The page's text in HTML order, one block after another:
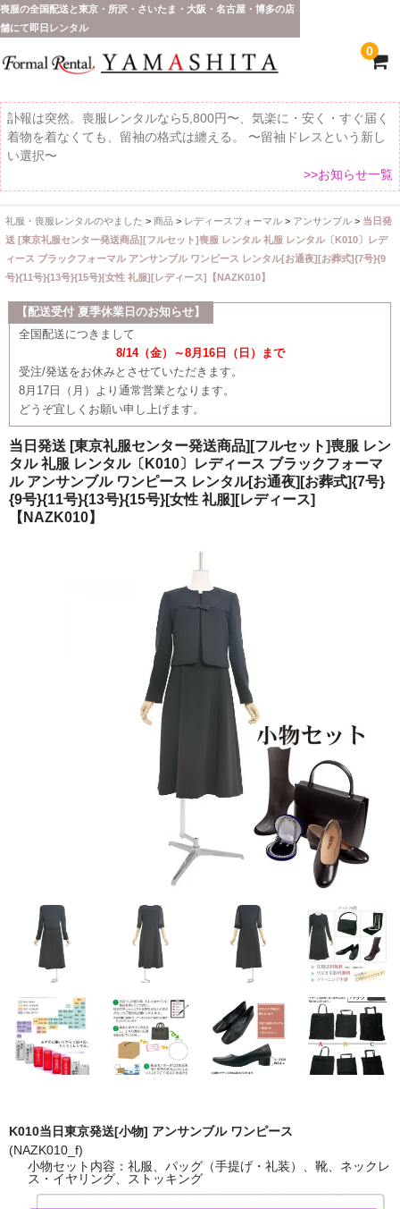
喪服の全国配送と東京・所沢・さいたま・大阪・名古屋・博多の店
舗にて即日レンタル
0
訃報は突然。喪服レンタルなら5,800円〜、気楽に・安く・すぐ届く
着物を着なくても、留袖の格式は纏える。 〜留袖ドレスという新し
い選択〜
>>お知らせ一覧
ホーム
全 国 配 送
受取り場所が選べます
東京即日バイク便
配送・お支払い方法
ご注文の流れ
よくあるご質問
礼服・喪服レンタルのやました > 商品> レディースフォーマル> アンサンブル> 当日発
送 [東京礼服センター発送商品][フルセット]喪服 レンタル 礼服 レンタル〔K010〕レデ
ィース ブラックフォーマル アンサンブル ワンピース レンタル[お通夜][お葬式]{7号}{9
号}{11号}{13号}{15号}[女性 礼服][レディース]【NAZK010】
【配送受付 夏季休業日のお知らせ】
全国配送につきまして
8/14（金）～8月16日（日）まで
受注/発送をお休みとさせていただきます。
8月17日（月）より通常営業となります。
どうぞ宜しくお願い申し上げます。
当日発送 [東京礼服センター発送商品][フルセット]喪服 レン
タル 礼服 レンタル〔K010〕レディース ブラックフォーマ
ル アンサンブル ワンピース レンタル[お通夜][お葬式]{7号}
{9号}{11号}{13号}{15号}[女性 礼服][レディース]
【NAZK010】
K010当日東京発送[小物] アンサンブル ワンピース
(NAZK010_f)
小物セット内容：礼服、パッグ（手提げ・礼装）、靴、ネックレ
ス・イヤリング、ストッキング